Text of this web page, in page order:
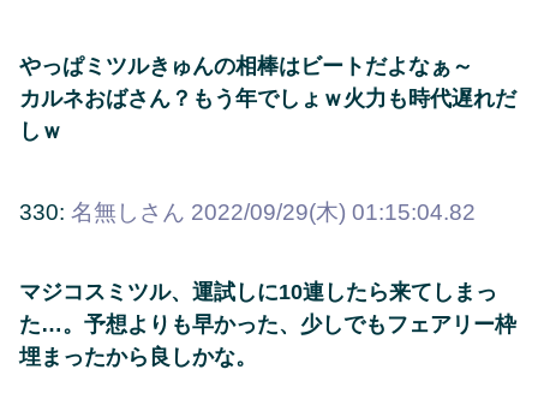
やっぱミツルきゅんの相棒はビートだよなぁ～
カルネおばさん？もう年でしょｗ火力も時代遅れだ
しｗ
330: 名無しさん 2022/09/29(木) 01:15:04.82
マジコスミツル、運試しに10連したら来てしまっ
た…。予想よりも早かった、少しでもフェアリー枠
埋まったから良しかな。